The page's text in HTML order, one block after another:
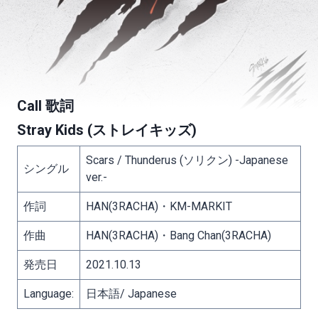
Call 歌詞
Stray Kids (ストレイキッズ)
シングル
Scars / Thunderus (ソリクン) -Japanese
ver.-
作詞 HAN(3RACHA)・KM-MARKIT
作曲 HAN(3RACHA)・Bang Chan(3RACHA)
発売日 2021.10.13
Language: 日本語/ Japanese